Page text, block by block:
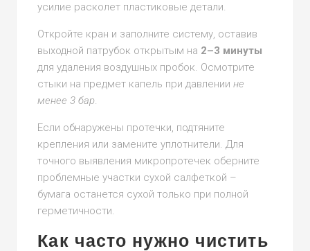
усилие расколет пластиковые детали.
Откройте кран и заполните систему, оставив
выходной патрубок открытым на 2–3 минуты
для удаления воздушных пробок. Осмотрите
стыки на предмет капель при давлениине
менее 3 бар.
Если обнаружены протечки, подтяните
крепления или замените уплотнители. Для
точного выявления микропротечек оберните
проблемные участки сухой салфеткой –
бумага останется сухой только при полной
герметичности.
Как часто нужно чистить